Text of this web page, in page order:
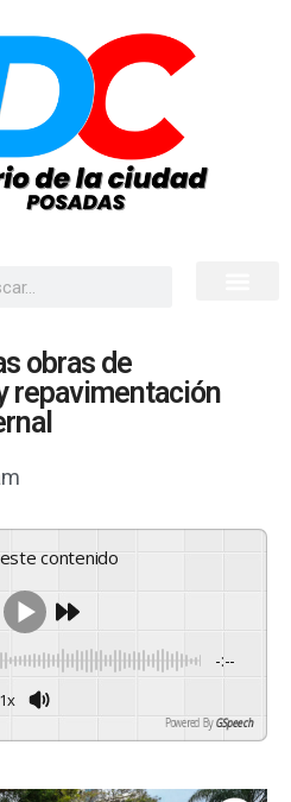
obras de
repavimentación
este contenido
-:--
1x
Powered By GSpeech